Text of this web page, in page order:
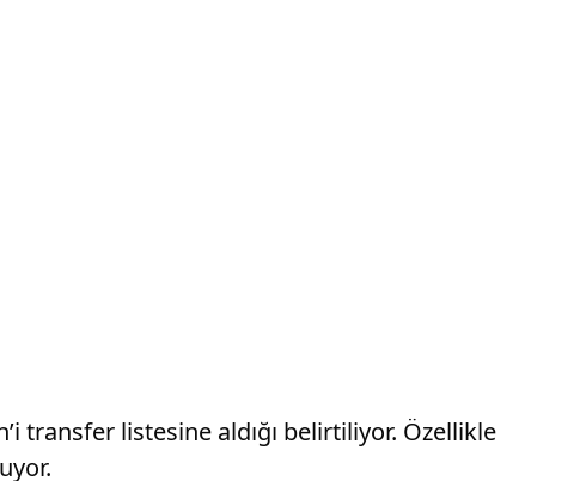
transfer listesine aldığı belirtiliyor. Özellikle